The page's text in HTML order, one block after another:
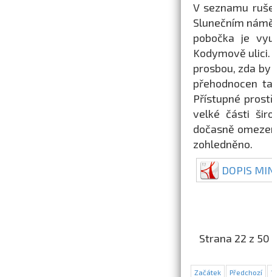
V seznamu
Slunečním
pobočka je
Kodymově
prosbou, zda
přehodnocen
Přístupné
velké části
dočasně
zohledněno.
DOPIS
Strana 22 z 50
Začátek Předchozí